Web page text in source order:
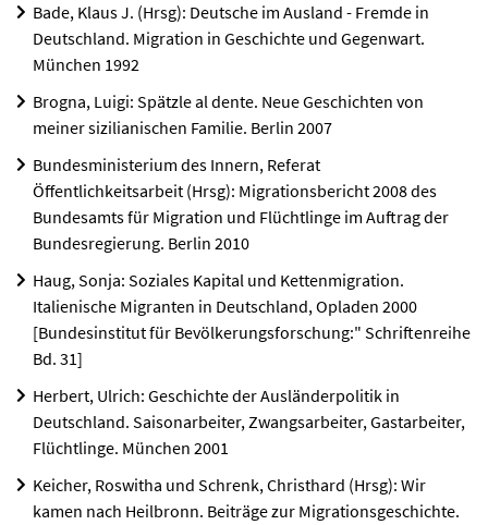
Bade, Klaus J. (Hrsg): Deutsche im Ausland - Fremde in
Deutschland. Migration in Geschichte und Gegenwart.
München 1992
Brogna, Luigi: Spätzle al dente. Neue Geschichten von
meiner sizilianischen Familie. Berlin 2007
Bundesministerium des Innern, Referat
Öffentlichkeitsarbeit (Hrsg): Migrationsbericht 2008 des
Bundesamts für Migration und Flüchtlinge im Auftrag der
Bundesregierung. Berlin 2010
Haug, Sonja: Soziales Kapital und Kettenmigration.
Italienische Migranten in Deutschland, Opladen 2000
[Bundesinstitut für Bevölkerungsforschung:" Schriftenreihe
Bd. 31]
Herbert, Ulrich: Geschichte der Ausländerpolitik in
Deutschland. Saisonarbeiter, Zwangsarbeiter, Gastarbeiter,
Flüchtlinge. München 2001
Keicher, Roswitha und Schrenk, Christhard (Hrsg): Wir
kamen nach Heilbronn. Beiträge zur Migrationsgeschichte.